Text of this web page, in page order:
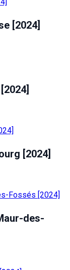
[2024]
[2024]
des-